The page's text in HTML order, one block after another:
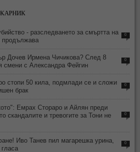
- разследването за смъртта на
продължава
0
Дочев Ирмена Чичикова? След 8
смени с Александра Фейгин
0
стопи 50 кила, подмлади се и сложи
брак
0
Емрах Стораро и Айлян преди
скандалите и тревогите за Тони не
0
Иво Танев пил магарешка урина,
0